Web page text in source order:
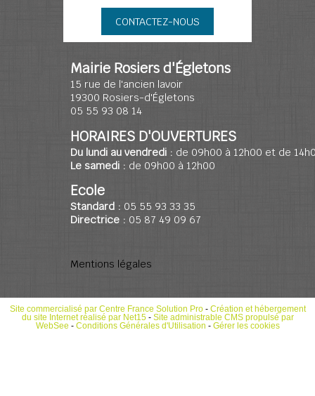
CONTACTEZ-NOUS
Mairie Rosiers d'Égletons
15 rue de l'ancien lavoir
19300 Rosiers-d'Égletons
05 55 93 08 14
HORAIRES D'OUVERTURES
Du lundi au vendredi : de 09h00 à 12h00 et de
Le samedi : de 09h00 à 12h00
Ecole
Standard : 05 55 93 33 35
Directrice : 05 87 49 09 67
Mentions légales
Site commercialisé par Centre France Solution Pro- Création et hébergement
du site Internet réalisé par Net15- Site administrable CMS propulsé par
WebSee - Conditions Générales d'Utilisation - Gérer les cookies